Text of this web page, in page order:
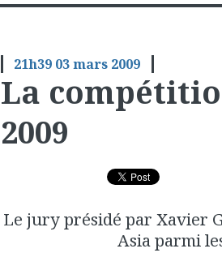
21h39 03mars 2009
La
2009
Le jury présidé par Xavier
Asia parmi